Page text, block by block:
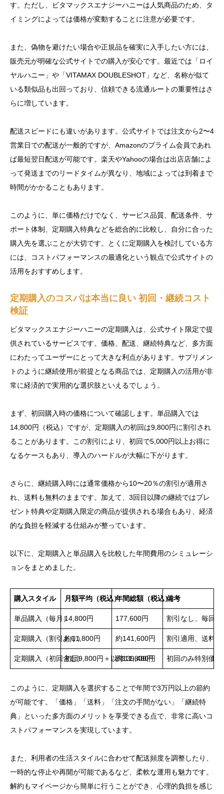
す。ただし、ビタマックスエナジーハニーは人気商品のため、タ
イミングによっては価格が変動することに注意が必要です。
また、偽物を避けたい場合や正規品を確実に入手したい方には、
販売元が明確な公式サイトでの購入が安心です。最近では「ロイ
ヤルハニー」や「VITAMAX DOUBLESHOT」など、名称が似て
いる類似品も出回っており、信頼できる流通ルートの重要性はさ
らに増しています。
配送スピードにも違いがあります。公式サイトでは注文から2〜4
営業日での配送が一般的ですが、Amazonのプライム会員であれ
ば最短翌日配送が可能です。楽天やYahooの場合は出店店舗によ
って発送までのリードタイムが異なり、地域によっては到着まで
時間がかかることもあります。
このように、単に価格だけでなく、サービス品質、配送条件、サ
ポート体制、定期購入特典などを総合的に比較し、自分に合った
購入先を選ぶことが大切です。とくに定期購入を検討している方
には、コストパフォーマンスの最適化という観点で公式サイトの
活用をおすすめします。
定期購入のコスパは本当に良い 初回・継続コスト
検証
ビタマックスエナジーハニーの定期購入は、公式サイト限定で提
供されているサービスです。価格、配送、継続特典など、多方面
にわたってユーザーにとって大きな利点があります。サプリメン
トのように継続使用が前提となる商品では、定期購入の活用が非
常に経済的で実用的な選択肢といえるでしょう。
まず、初回購入時の価格について確認します。単品購入では
14,800円（税込）ですが、定期購入の初回は9,800円に割引され
ることがあります。この割引により、初回で5,000円以上お得に
なるケースもあり、導入のハードルが大幅に下がります。
さらに、継続購入時には通常価格から10〜20％の割引が適用さ
れ、送料も無料のままです。加えて、3回目以降の継続ではプレ
ゼント特典や定期購入限定の商品が提供される場合もあり、経済
的な負担を軽減する仕組みが整っています。
以下に、定期購入と単品購入を比較した年間費用のシミュレーシ
ョンをまとめました。
購入スタイル 月額平均（税込）年間総額（税込）備考
単品購入（毎月）14,800円 177,600円 割引なし、毎回
定期購入（割引あり）
約11,800円 約141,600円 割引適用、送料
定期購入（初回含む）初回9,800円＋以降11,800円
約139,400円 初回のみ特別価
このように、定期購入を選択することで年間で3万円以上の節約
が可能です。「価格」「送料」「注文の手間がない」「継続特
典」といった多方面のメリットを享受できる点で、非常に高いコ
ストパフォーマンスを実現しています。
また、利用者の生活スタイルに合わせて配送頻度を調整したり、
一時的な停止や再開が可能であるなど、柔軟な運用も魅力です。
解約もマイページから簡単に行うことができ、心理的負担を感じ